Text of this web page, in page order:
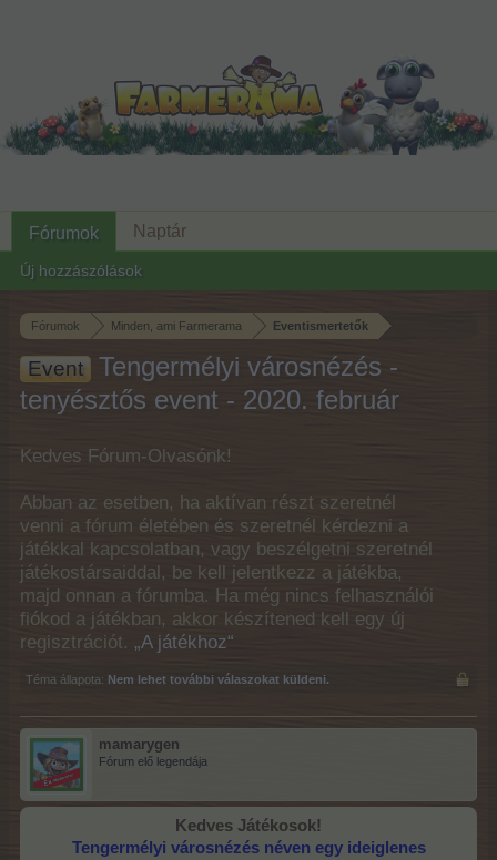
Fórumok Minden, ami Farmerama Eventismertetők
Event
Tengermélyi városnézés -
tenyésztős event - 2020. február
Kedves Fórum-Olvasónk!
Abban az esetben, ha aktívan részt szeretnél
venni a fórum életében és szeretnél kérdezni a
játékkal kapcsolatban, vagy beszélgetni szeretnél
játékostársaiddal, be kell jelentkezz a játékba,
majd onnan a fórumba. Ha még nincs felhasználói
fiókod a játékban, akkor készítened kell egy új
regisztrációt. „A játékhoz“
Téma állapota: Nem lehet további válaszokat küldeni.
mamarygen
Fórum elő legendája
Kedves Játékosok!
Tengermélyi városnézés néven egy ideiglenes
Fórumok
Új hozzászólások
Naptár